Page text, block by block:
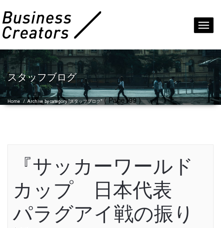
スタッフブログ
Home /Archive by category "スタッフブログ"( Page199 )
『サッカーワールド
カップ 日本代表
パラグアイ戦の振り